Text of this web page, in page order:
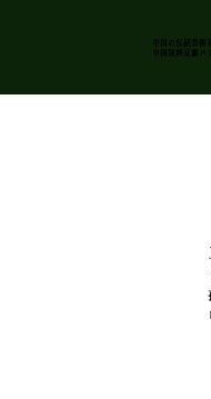
中国の伝統芸術
中国国粋京劇パ